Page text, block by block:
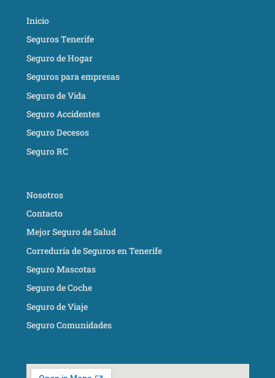
Inicio
Seguros Tenerife
Seguro de Hogar
Seguros para empresas
Seguro de Vida
Seguro Accidentes
Seguro Decesos
Seguro RC
Nosotros
Contacto
Mejor Seguro de Salud
Correduría de Seguros en Tenerife
Seguro Mascotas
Seguro de Coche
Seguro de Viaje
Seguro Comunidades